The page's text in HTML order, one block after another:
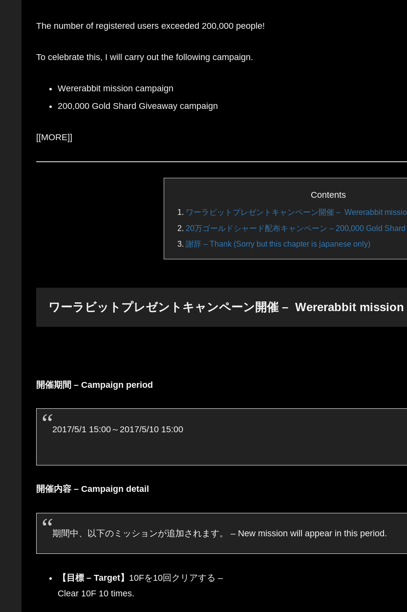
The number of registered users exceeded 200,000 people!
To celebrate this, I will carry out the following campaign.
Wererabbit mission campaign
200,000 Gold Shard Giveaway campaign
[[MORE]]
Contents
ワーラビットプレゼントキャンペーン開催 – Wererabbit
20万ゴールドシャード配布キャンペーン – 200,000 Gold
謝辞 – Thank (Sorry but this chapter is japanese only)
ワーラビットプレゼントキャンペーン開催 – Wererabbit
開催期間 – Campaign period
2017/5/1 15:00～2017/5/10 15:00
開催内容 – Campaign detail
期間中、以下のミッションが追加されます。 – New mission will appear in this period.
【目標 – Target】 10Fを10回クリアする –
Clear 10F 10 times.